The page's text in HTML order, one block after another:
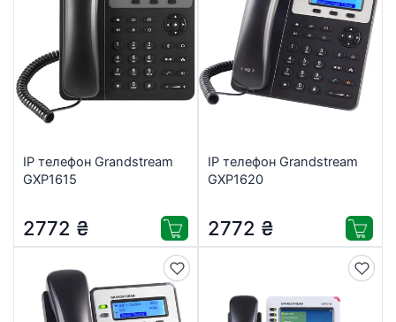
IP телефон Grandstream
GXP1615
2772 ₴
IP телефон Grandstream
GXP1620
2772 ₴